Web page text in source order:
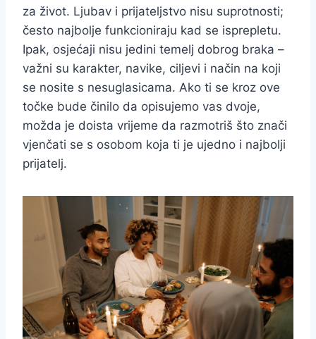
za život. Ljubav i prijateljstvo nisu suprotnosti;
često najbolje funkcioniraju kad se isprepletu.
Ipak, osjećaji nisu jedini temelj dobrog braka –
važni su karakter, navike, ciljevi i način na koji
se nosite s nesuglasicama. Ako ti se kroz ove
točke bude činilo da opisujemo vas dvoje,
možda je doista vrijeme da razmotriš što znači
vjenčati se s osobom koja ti je ujedno i najbolji
prijatelj.